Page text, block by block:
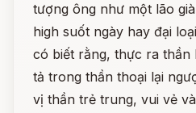
tượng ông như một lão
high suốt ngày hay đại
có biết rằng, thực ra thần
tả trong thần thoại lại
vị thần trẻ trung, vui vẻ